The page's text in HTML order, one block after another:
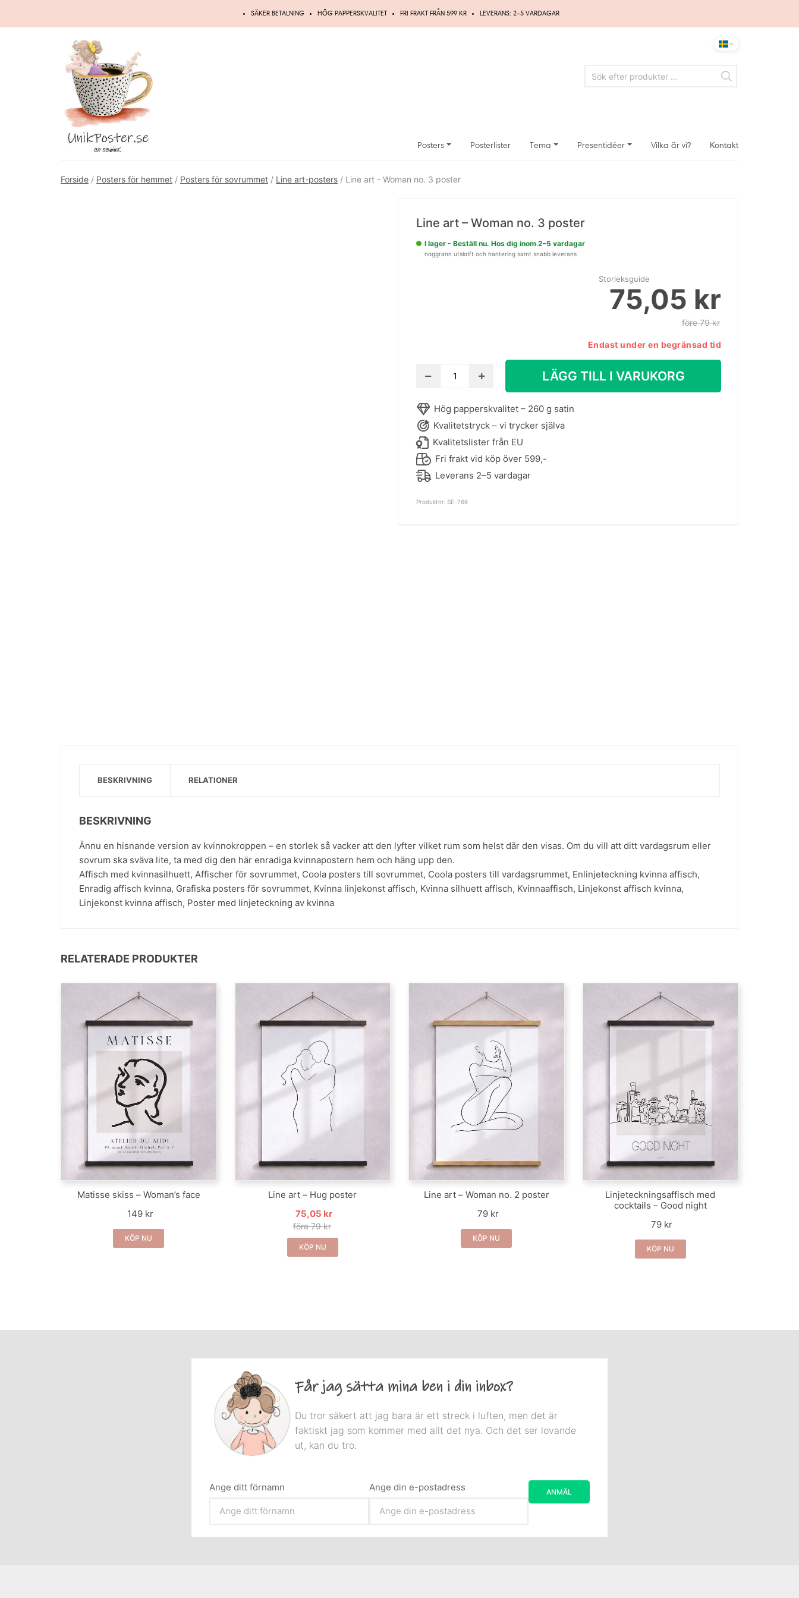
SÄKER BETALNING HÖG PAPPERSKVALITET FRI FRAKT FRÅN 599 KR LEVERANS: 2–5 VARDAGAR
Posters Posterlister Tema Presentidéer Vilka är vi? Kontakt
Forside / Posters för hemmet / Posters för sovrummet / Line art-posters / Line art - Woman no. 3 poster
Line art – Woman no. 3 poster
I lager - Beställ nu. Hos dig inom 2–5 vardagar
noggrann utskrift och hantering samt snabb leverans
Storleksguide
75,05 kr
före 79 kr
Endast under en begränsad tid
Line
Woman
no.
3
poster
LÄGG TILL I VARUKORG
Hög papperskvalitet – 260 g satin
Kvalitetstryck – vi trycker själva
Kvalitetslister från EU
Fri frakt vid köp över 599,-
Leverans 2–5 vardagar
Produktnr. SE-766
BESKRIVNING RELATIONER
BESKRIVNING
Ännu en hisnande version av kvinnokroppen – en storlek så vacker att den lyfter vilket rum som helst där den visas. Om du vill att ditt vardagsrum eller
sovrum ska sväva lite, ta med dig den här enradiga kvinnapostern hem och häng upp den.
Affisch med kvinnasilhuett, Affischer för sovrummet, Coola posters till sovrummet, Coola posters till vardagsrummet, Enlinjeteckning kvinna affisch,
Enradig affisch kvinna, Grafiska posters för sovrummet, Kvinna linjekonst affisch, Kvinna silhuett affisch, Kvinnaaffisch, Linjekonst affisch kvinna,
Linjekonst kvinna affisch, Poster med linjeteckning av kvinna
RELATERADE PRODUKTER
Matisse skiss – Woman’s face
149 kr
KÖP NU
Line art – Hug poster
75,05 kr
före 79 kr
KÖP NU
Line art – Woman no. 2 poster
79 kr
KÖP NU
Linjeteckningsaffisch med
cocktails – Good night
79 kr
KÖP NU
Får jag sätta mina ben i din inbox?
Du tror säkert att jag bara är ett streck i luften, men det är
faktiskt jag som kommer med allt det nya. Och det ser lovande
ut, kan du tro.
Ange ditt förnamn Ange din e-postadress